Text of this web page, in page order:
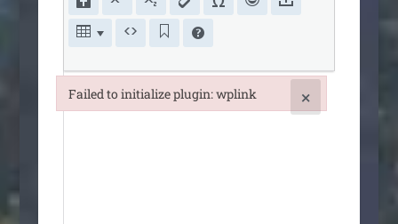
Failed to initialize plugin: wplink ×
Failed to initialize plugin: wplink